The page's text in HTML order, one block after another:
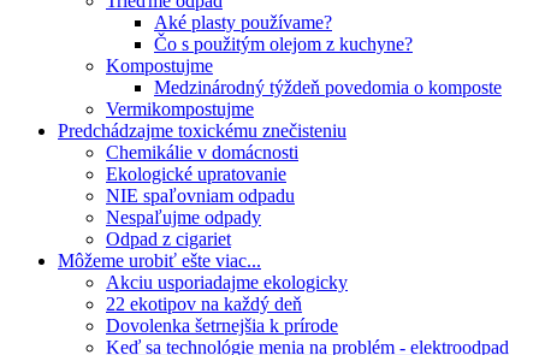
Aké plasty používame?
Čo s použitým olejom z kuchyne?
Kompostujme
Medzinárodný týždeň povedomia o komposte
Vermikompostujme
Predchádzajme toxickému znečisteniu
Chemikálie v domácnosti
Ekologické upratovanie
NIE spaľovniam odpadu
Nespaľujme odpady
Odpad z cigariet
Môžeme urobiť ešte viac...
Akciu usporiadajme ekologicky
22 ekotipov na každý deň
Dovolenka šetrnejšia k prírode
Keď sa technológie menia na problém - elektroodpad